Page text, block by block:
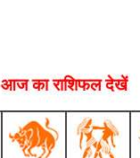
आज का राशिफल देखें